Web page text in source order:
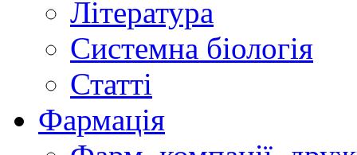
Література
Системна біологія
Статті
Фармація